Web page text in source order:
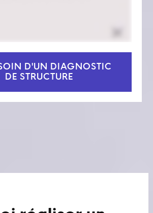
D'UN DIAGNOSTIC
DE STRUCTURE